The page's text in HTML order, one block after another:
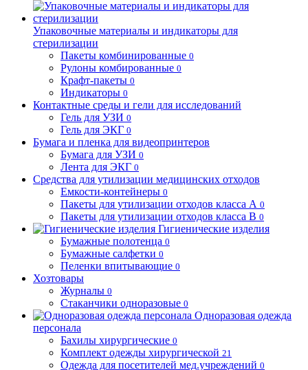
Упаковочные материалы и индикаторы для
стерилизации
Пакеты комбинированные 0
Рулоны комбированные 0
Крафт-пакеты 0
Индикаторы 0
Контактные среды и гели для исследований
Гель для УЗИ 0
Гель для ЭКГ 0
Бумага и пленка для видеопринтеров
Бумага для УЗИ 0
Лента для ЭКГ 0
Средства для утилизации медицинских отходов
Емкости-контейнеры 0
Пакеты для утилизации отходов класса А 0
Пакеты для утилизации отходов класса В 0
Гигиенические изделия
Бумажные полотенца 0
Бумажные салфетки 0
Пеленки впитывающие 0
Хозтовары
Журналы 0
Стаканчики одноразовые 0
Одноразовая одежда
персонала
Бахилы хирургические 0
Комплект одежды хирургической 21
Одежда для посетителей мед.учреждений 0